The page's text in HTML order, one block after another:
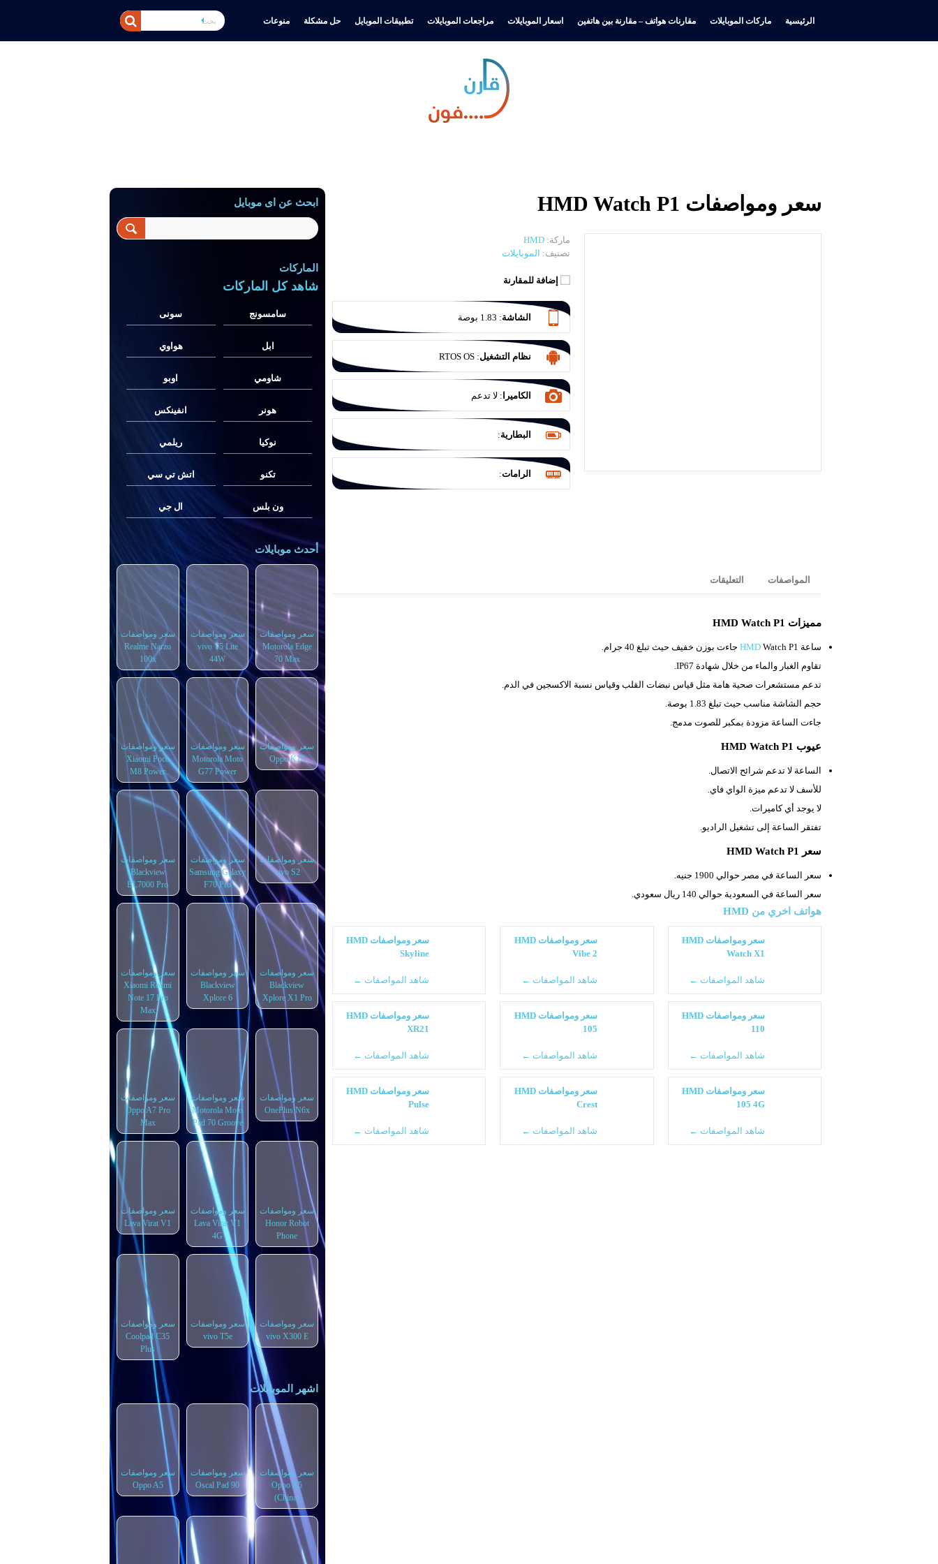
الرئيسية ماركات الموبايلات مقارنات هواتف – مقارنة بين هاتفين اسعار الموبايلات مراجعات الموبايلات تطبيقات الموبايل حل مشكلة منوعات
سعر ومواصفات HMD Watch P1
ماركة: HMD
تصنيف: الموبايلات
إضافة للمقارنة
الشاشة: 1.83 بوصة
نظام التشغيل:
RTOS OS
الكاميرا :لا تدعم
البطارية:
الرامات:
المواصفات التعليقات
مميزات HMD Watch P1
ساعة HMD Watch P1 جاءت بوزن خفيف حيث تبلغ
تقاوم الغبار والماء من خلال شهادة IP67.
تدعم مستشعرات صحية هامة مثل قياس نبضات القلب وقياس نسبة الاكسجين في الدم.
حجم الشاشة مناسب حيث تبلغ 1.83 بوصة.
جاءت الساعة مزودة بمكبر للصوت مدمج.
عيوب HMD Watch P1
الساعة لا تدعم شرائح الاتصال.
للأسف لا تدعم ميزة الواي فاي.
لا يوجد أي كاميرات.
تفتقر الساعة إلى تشغيل الراديو.
سعر HMD Watch P1
سعر الساعة في مصر حوالي 1900 جنيه.
سعر الساعة في السعودية حوالي 140 ريال سعودي.
هواتف اخري من HMD
سعر ومواصفات HMD
Watch X1
شاهد المواصفات ←
سعر ومواصفات HMD
Vibe 2
شاهد المواصفات ←
سعر ومواصفات HMD
Skyline
شاهد المواصفات ←
سعر ومواصفات HMD
110
شاهد المواصفات ←
سعر ومواصفات HMD
105
شاهد المواصفات ←
سعر ومواصفات HMD
XR21
شاهد المواصفات ←
سعر ومواصفات HMD
105 4G
شاهد المواصفات ←
سعر ومواصفات HMD
Crest
شاهد المواصفات ←
سعر ومواصفات HMD
Pulse
شاهد المواصفات ←
ابحث عن اى موبايل
الماركات
شاهد كل الماركات
سامسونج سونى
ابل هواوي
شاومي اوبو
هونر انفينكس
نوكيا ريلمي
تكنو اتش تي سي
ون بلس ال جي
أحدث موبايلات
سعر ومواصفات
Motorola Edge
70 Max
سعر ومواصفات
vivo T5 Lite
44W
سعر ومواصفات
Realme Narzo
100x
سعر ومواصفات
Oppo K15
سعر ومواصفات
Motorola Moto
G77 Power
سعر ومواصفات
Xiaomi Poco
M8 Power
سعر ومواصفات
vivo S2
سعر ومواصفات
Samsung Galaxy
F70 Pro
سعر ومواصفات
Blackview
BL7000 Pro
سعر ومواصفات
Blackview
Xplore X1 Pro
سعر ومواصفات
Blackview
Xplore 6
سعر ومواصفات
Xiaomi Redmi
Note 17 Pro
Max
سعر ومواصفات
OnePlus N6x
سعر ومواصفات
Motorola Moto
Pad 70 Groove
سعر ومواصفات
Oppo A7 Pro
Max
سعر ومواصفات
Honor Robot
Phone
سعر ومواصفات
Lava Virat V1
4G
سعر ومواصفات
Lava Virat V1
سعر ومواصفات
vivo X300 E
سعر ومواصفات
vivo T5e
سعر ومواصفات
Coolpad C35
Plus
اشهر الموبايلات
سعر ومواصفات
Oppo A5
(China)
سعر ومواصفات
Oscal Pad 90
سعر ومواصفات
Oppo A5